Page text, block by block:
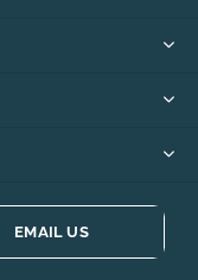
EMAIL US